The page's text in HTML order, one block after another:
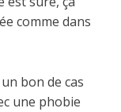
comme dans
bon de cas
une phobie